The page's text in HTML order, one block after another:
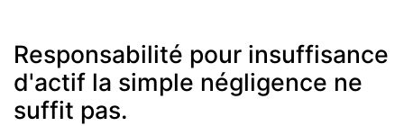
Responsabilité pour insuffisance
d'actif la simple négligence ne
suffit pas.